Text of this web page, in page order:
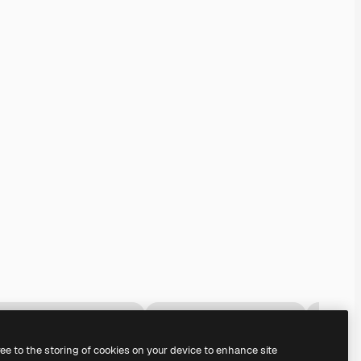
to the storing of cookies on your device to enhance site